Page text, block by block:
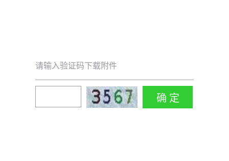
请输入验证码下载附件